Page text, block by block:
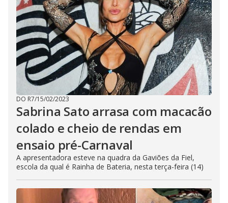
DO R7/15/02/2023
Sabrina Sato arrasa com macacão
colado e cheio de rendas em
ensaio pré-Carnaval
A apresentadora esteve na quadra da Gaviões da Fiel,
escola da qual é Rainha de Bateria, nesta terça-feira (14)